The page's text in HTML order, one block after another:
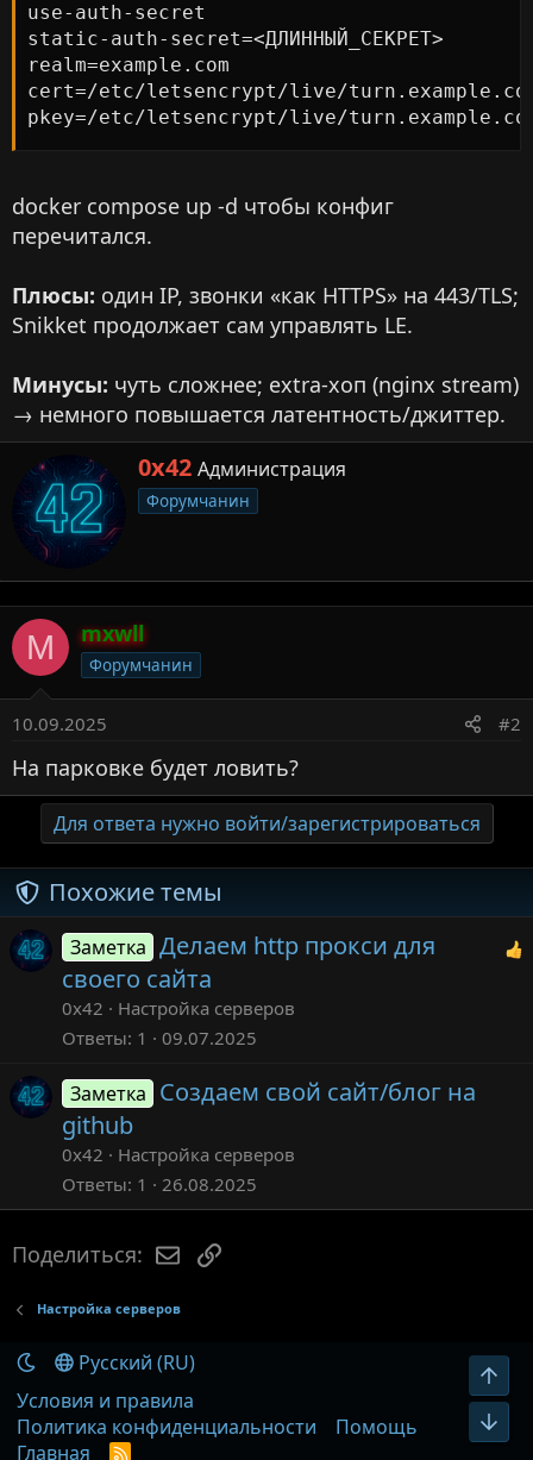
use-auth-secret
static-auth-secret=<ДЛИННЫЙ_СЕКРЕТ>
realm=example.com
cert=/etc/letsencrypt/live/
pkey=/etc/letsencrypt/live/
docker compose up -d чтобы конфиг
перечитался.
Плюсы: один IP, звонки «как HTTPS» на 443/TLS;
Snikket продолжает сам управлять LE.
Минусы: чуть сложнее; extra‑хоп (nginx stream)
→ немного повышается латентность/джиттер.
А
в
т
0x42 Администрация
Форумчанин
M mxwll
Форумчанин
10.09.2025 #2
На парковке будет ловить?
Для ответа нужно войти/зарегистрироваться
Похожие темы
Заметка Делаем http прокси для
своего сайта
0x42
Настройка серверов
Ответы 1 09.07.2025
Заметка Создаем свой сайт/блог на
github
0x42
Настройка серверов
Ответы 1 26.08.2025
Поделиться: Электронная почта
Ссылка
Настройка серверов
Русский (RU)
Условия и правила
Политика конфиденциальности
Помощь
Главная
R